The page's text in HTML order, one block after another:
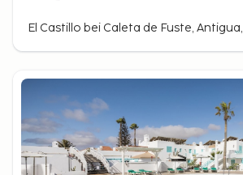
El Castillo bei Caleta de Fuste,